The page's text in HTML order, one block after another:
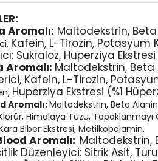
Aromalı: Maltodekstrin, Beta
Kafein, L-Tirozin, Potasyum
Sukraloz, Huperziya
Aromalı: Maltodekstrin, Beta
Kafein, L-Tirozin,
Huperziya Ekstresi (%1
Aromalı:Maltodekstrin, Beta
Himalaya Tuzu, Topaklanmayı
Biber Ekstresi, Metilkobalamin.
Aromalı: Maltodekstrin,
Düzenleyici: Sitrik Asit,